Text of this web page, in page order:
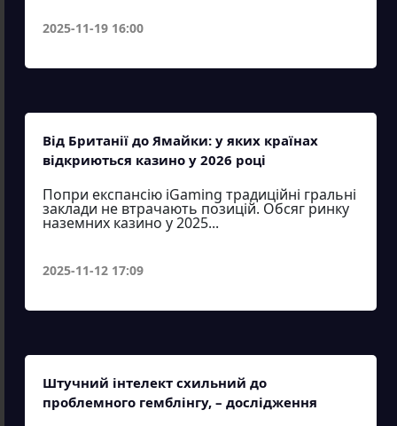
2025-11-19 16:00
Від Британії до Ямайки: у яких країнах
відкриються казино у 2026 році
Попри експансію iGaming традиційні гральні
заклади не втрачають позицій. Обсяг ринку
наземних казино у 2025...
2025-11-12 17:09
Штучний інтелект схильний до
проблемного гемблінгу, – дослідження